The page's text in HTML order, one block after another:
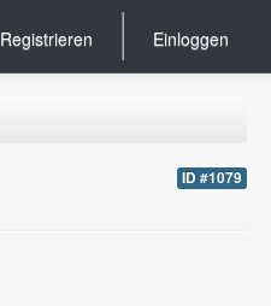
Registrieren Einloggen
ID #1079